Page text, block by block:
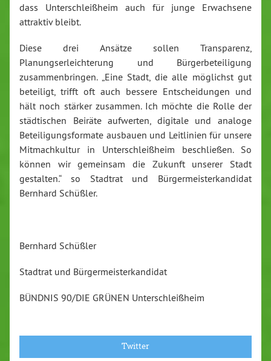
dass Unterschleißheim auch für junge Erwachsene
attraktiv bleibt.
Diese drei Ansätze sollen Transparenz,
Planungserleichterung und Bürgerbeteiligung
zusammenbringen. „Eine Stadt, die alle möglichst gut
beteiligt, trifft oft auch bessere Entscheidungen und
hält noch stärker zusammen. Ich möchte die Rolle der
städtischen Beiräte aufwerten, digitale und analoge
Beteiligungsformate ausbauen und Leitlinien für unsere
Mitmachkultur in Unterschleißheim beschließen. So
können wir gemeinsam die Zukunft unserer Stadt
gestalten.“ so Stadtrat und Bürgermeisterkandidat
Bernhard Schüßler.
Bernhard Schüßler
Stadtrat und Bürgermeisterkandidat
BÜNDNIS 90/DIE GRÜNEN Unterschleißheim
Twitter